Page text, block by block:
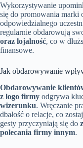
Wykorzystywanie
się do promowania marki
odpowiedzialnego
regularnie obdarowują
oraz lojalność, co w
finansowe.
Jak obdarowywanie
Obdarowywanie
z logo firmy odgrywa
wizerunku. Wręczanie
dbałość o relacje, co
gesty przyczyniają się do
polecania firmy innym.